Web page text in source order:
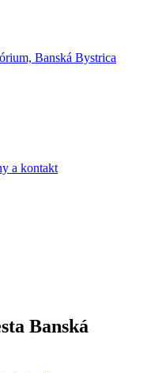
Banská Bystrica
a kontakt
Banská